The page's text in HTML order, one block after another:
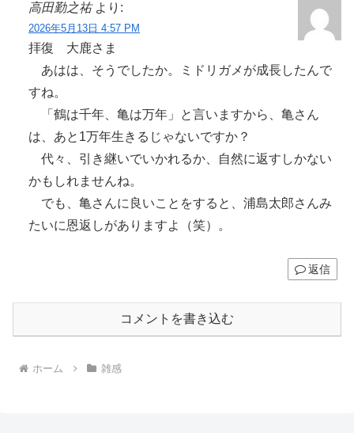
高田勤之祐 より:
2026年5月13日 4:57 PM
拝復 大鹿さま
あはは、そうでしたか。ミドリガメが成長したんで
すね。
「鶴は千年、亀は万年」と言いますから、亀さん
は、あと1万年生きるじゃないですか？
代々、引き継いでいかれるか、自然に返すしかない
かもしれませんね。
でも、亀さんに良いことをすると、浦島太郎さんみ
たいに恩返しがありますよ（笑）。
返信
コメントを書き込む
ホーム 雑感